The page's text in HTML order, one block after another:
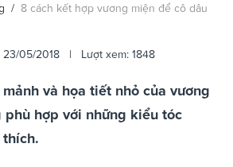
/ 8 cách kết hợp vương miện để cô dâu
23/05/2018 | Lượt xem: 1848
và họa tiết nhỏ của vương
phù hợp với những kiểu tóc